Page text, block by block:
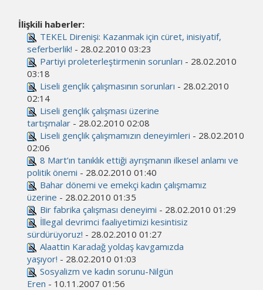
İlişkili haberler:
TEKEL Direnişi: Kazanmak için cüret, inisiyatif,
seferberlik! - 28.02.2010 03:23
Partiyi proleterleştirmenin sorunları - 28.02.2010
03:18
Liseli gençlik çalışmasının sorunları - 28.02.2010
02:14
Liseli gençlik çalışması üzerine
tartışmalar - 28.02.2010 02:08
Liseli gençlik çalışmamızın deneyimleri - 28.02.2010
02:06
8 Mart’ın tanıklık ettiği ayrışmanın ilkesel anlamı ve
politik önemi - 28.02.2010 01:40
Bahar dönemi ve emekçi kadın çalışmamız
üzerine - 28.02.2010 01:35
Bir fabrika çalışması deneyimi - 28.02.2010 01:29
İllegal devrimci faaliyetimizi kesintisiz
sürdürüyoruz! - 28.02.2010 01:27
Alaattin Karadağ yoldaş kavgamızda
yaşıyor! - 28.02.2010 01:03
Sosyalizm ve kadın sorunu-Nilgün
Eren - 10.11.2007 01:56